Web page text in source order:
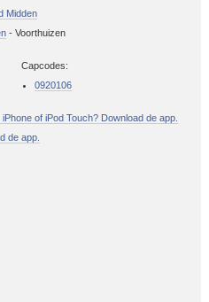
Midden
- Voorthuizen
Capcodes:
0920106
of iPod Touch? Download de app.
de app.